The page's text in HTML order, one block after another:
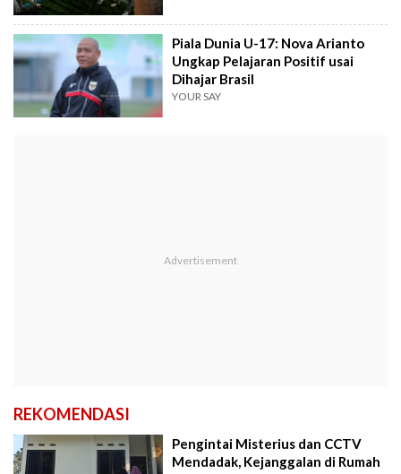
Piala Dunia U-17: Nova Arianto
Ungkap Pelajaran Positif usai
Dihajar Brasil
YOUR SAY
REKOMENDASI
Pengintai Misterius dan CCTV
Mendadak, Kejanggalan di Rumah